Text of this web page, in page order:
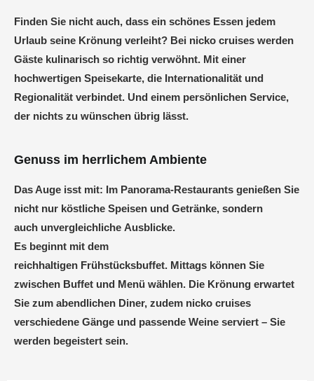
Finden Sie nicht auch, dass ein schönes Essen jedem
Urlaub seine Krönung verleiht? Bei nicko cruises werden
Gäste kulinarisch so richtig verwöhnt. Mit einer
hochwertigen Speisekarte, die Internationalität und
Regionalität verbindet. Und einem persönlichen Service,
der nichts zu wünschen übrig lässt.
Genuss im herrlichem Ambiente
Das Auge isst mit: Im Panorama-Restaurants genießen Sie
nicht nur köstliche Speisen und Getränke, sondern
auch unvergleichliche Ausblicke.
Es beginnt mit dem
reichhaltigen Frühstücksbuffet. Mittags können Sie
zwischen Buffet und Menü wählen. Die Krönung erwartet
Sie zum abendlichen Diner, zudem nicko cruises
verschiedene Gänge und passende Weine serviert – Sie
werden begeistert sein.